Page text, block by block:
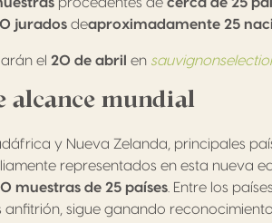
jurados deaproximadamente 25
el 20 de abril en
alcance mundial
y Nueva Zelanda, principales
representados en esta nueva
muestras de 25 países . Entre los
anfitrión, sigue ganando